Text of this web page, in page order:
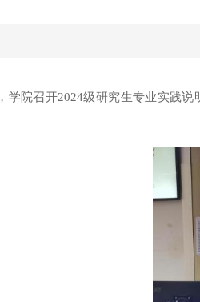
，学院召开2024级研究生专业实践说